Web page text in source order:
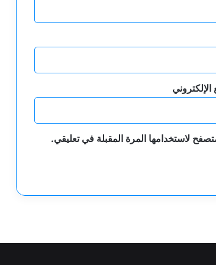
الإلكتروني
لاستخدامها المرة المقبلة في تعليقي.